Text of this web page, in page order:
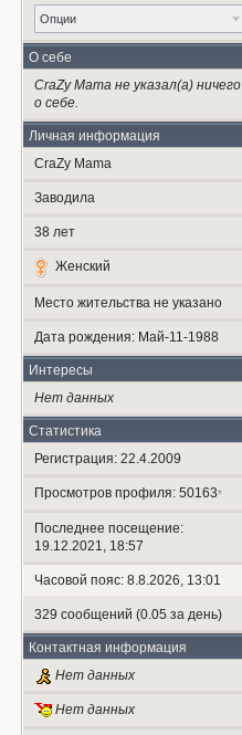
Опции
О себе
CraZy Mama не указал(а) ничего
о себе.
Личная информация
CraZy Mama
Заводила
38 лет
Женский
Место жительства не указано
Дата рождения: Май-11-1988
Интересы
Нет данных
Статистика
Регистрация: 22.4.2009
Просмотров профиля: 50163*
Последнее посещение:
19.12.2021, 18:57
Часовой пояс: 8.8.2026, 13:01
329 сообщений (0.05 за день)
Контактная информация
Нет данных
Нет данных